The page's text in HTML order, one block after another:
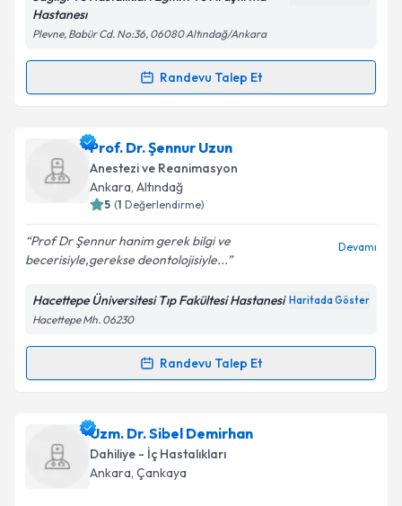
Kişisel verilerimin işlenmesine ilişkin
Metni'ni okudum ve kişisel verilerimin belirtilen
Hastanesı
Plevne, Babür Cd. No:36, 06080 Altındağ/Ankara
Randevu Talep Et
Randevu Takvimi Talebi
Uzm. Dr. Rabia Balcıiçin randevu takvimi talebi
oluşturun. Size bu uzmandan randevu almanız için bir
takvim hazırlandığında e-posta ile bilgilendireceğiz.
Kişisel verilerimin işlenmesine ilişkin Aydınlatma
Metni'ni okudum ve kişisel verilerimin belirtilen
kapsamda işlenmesini kabul ediyorum.
Prof. Dr. Şennur Uzun
Anestezi ve Reanimasyon
Ankara, Altındağ
5 (1 Değerlendirme)
Prof Dr Şennur hanim gerek bilgi ve
becerisiyle,gerekse deontolojisiyle...
Devamı
Hacettepe Üniversitesi Tıp Fakültesi Hastanesi Haritada Göster
Hacettepe Mh. 06230
Randevu Talep Et
Randevu Takvimi Talebi
Prof. Dr. Şennur Uzuniçin randevu takvimi talebi
oluşturun. Size bu uzmandan randevu almanız için bir
takvim hazırlandığında e-posta ile bilgilendireceğiz.
Uzm. Dr. Sibel Demirhan
Dahiliye - İç Hastalıkları
Ankara, Çankaya